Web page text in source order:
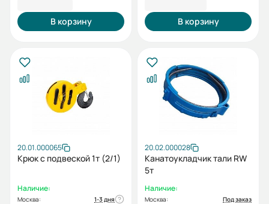
В корзину В корзину
20.01.000065
Крюк с подвеской 1т (2/1)
Наличие:
Москва:
1-3 дня
20.02.000028
Канатоукладчик тали RW
5т
Наличие:
Москва: Под заказ